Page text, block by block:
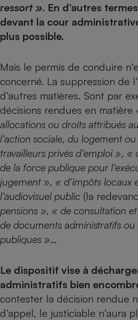
ressort ». En d’autres
devant la cour
plus possible.
Mais le permis de conduire
concerné. La suppression de
d’autres matières. Sont par
décisions rendues en matière
allocations ou droits attribués
l’action sociale, du logement
travailleurs privés d’emploi », «
de la force publique pour
jugement », « d’impôts locaux
l’audiovisuel public (la
pensions », « de consultation
de documents administratifs ou
publiques »…
Le dispositif vise à
administratifs bien
contester la décision rendue
d’appel, le justiciable n’aura